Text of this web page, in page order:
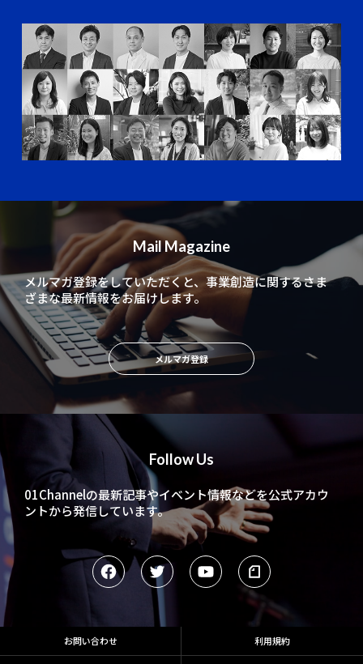
Follow Us
01Channelの最新記事やイベント情報などを公式アカウ
ントから発信しています。
Mail Magazine
メルマガ登録をしていただくと、事業創造に関するさま
ざまな最新情報をお届けします。
メルマガ登録
お問い合わせ 利用規約